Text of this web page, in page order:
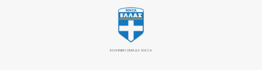
ΕΛΛΗΝΙΚΗ ΟΜΑΔΑ SOCCA